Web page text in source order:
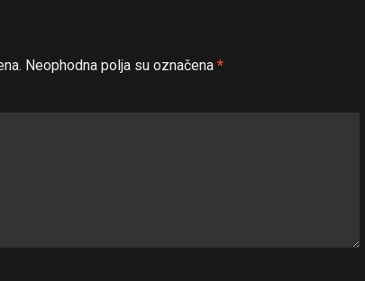
Neophodna polja su označena *